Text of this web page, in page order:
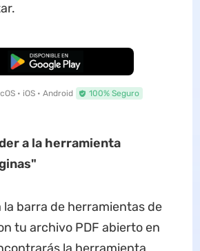
Descarga Gratuita
• iOS • Android 100% Seguro
era la herramienta
la barra de herramientas de
tu archivo PDF abierto en